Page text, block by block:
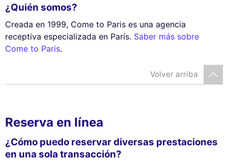
¿Quién somos?
Creada en 1999, Come to Paris es una agencia
receptiva especializada en París. Saber más sobre
Come to Paris.
Volver arriba
Reserva en línea
¿Cómo puedo reservar diversas prestaciones
en una sola transacción?